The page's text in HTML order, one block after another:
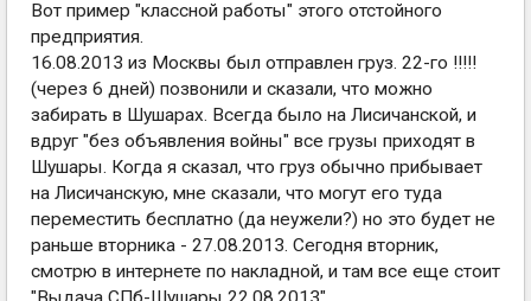
Вот пример "классной работы" этого отстойного
предприятия.
16.08.2013 из Москвы был отправлен груз. 22-го !!!!!
(через 6 дней) позвонили и сказали, что можно
забирать в Шушарах. Всегда было на Лисичанской, и
вдруг "без объявления войны" все грузы приходят в
Шушары. Когда я сказал, что груз обычно прибывает
на Лисичанскую, мне сказали, что могут его туда
переместить бесплатно (да неужели?) но это будет не
раньше вторника - 27.08.2013. Сегодня вторник,
смотрю в интернете по накладной, и там все еще стоит